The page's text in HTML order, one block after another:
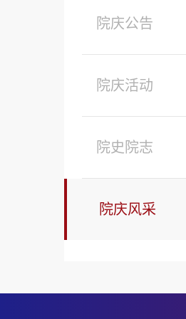
院庆公告
院庆活动
院史院志
院庆风采